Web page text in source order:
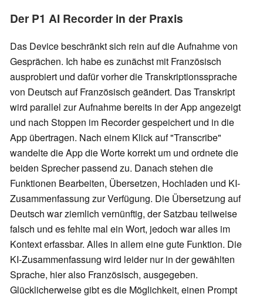
Der P1 AI Recorder in der Praxis
Das Device beschränkt sich rein auf die Aufnahme von
Gesprächen. Ich habe es zunächst mit Französisch
ausprobiert und dafür vorher die Transkriptionssprache
von Deutsch auf Französisch geändert. Das Transkript
wird parallel zur Aufnahme bereits in der App angezeigt
und nach Stoppen im Recorder gespeichert und in die
App übertragen. Nach einem Klick auf "Transcribe"
wandelte die App die Worte korrekt um und ordnete die
beiden Sprecher passend zu. Danach stehen die
Funktionen Bearbeiten, Übersetzen, Hochladen und KI-
Zusammenfassung zur Verfügung. Die Übersetzung auf
Deutsch war ziemlich vernünftig, der Satzbau teilweise
falsch und es fehlte mal ein Wort, jedoch war alles im
Kontext erfassbar. Alles in allem eine gute Funktion. Die
KI-Zusammenfassung wird leider nur in der gewählten
Sprache, hier also Französisch, ausgegeben.
Glücklicherweise gibt es die Möglichkeit, einen Prompt